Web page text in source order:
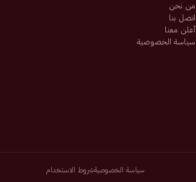
من نحن
اتصل بنا
أعلن معنا
سياسة الخصوصية
سياسة الخصوصيةشروط الاستخدام